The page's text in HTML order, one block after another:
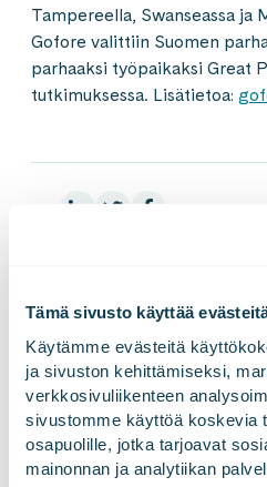
Tämä sivusto käyttää
Käytämme evästeitä
ja sivuston kehittämiseksi,
verkkosivuliikenteen
sivustomme käyttöä koskevia
osapuolille, jotka tarjoavat
mainonnan ja analytiikan
Tampereella, Swanseassa ja
Gofore valittiin Suomen
parhaaksi työpaikaksi Great
tutkimuksessa. Lisätietoa:
LinkedInissä
X:ssäFacebookissa
Gofore on eurooppalainen
ratkaisutalo. Olemme alan
käsin kosketeltavan ja
teknologiset mahdollisuudet
muutokset. Asiantuntijamme
katsomaan rohkeasti tämän
pidemmälle. Rakennamme